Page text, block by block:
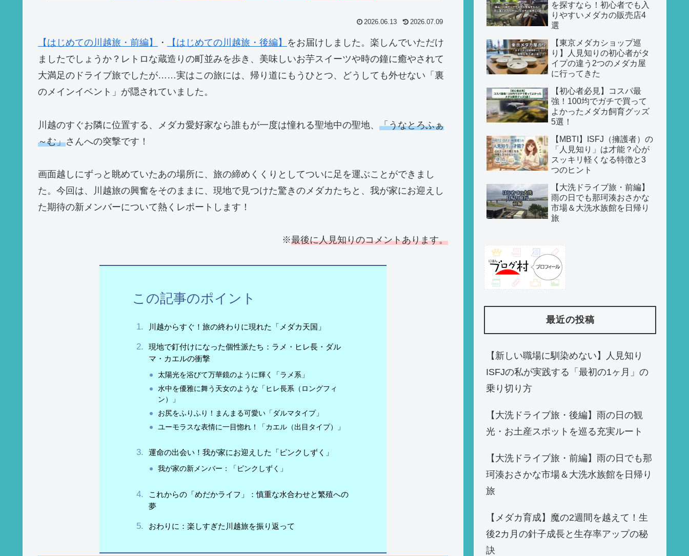
2026.06.13 2026.07.09
【はじめての川越旅・前編】 ・ 【はじめての川越旅・後編】 をお届けしました。楽しんでいただけ
ましたでしょうか？レトロな蔵造りの町並みを歩き、美味しいお芋スイーツや時の鐘に癒やされて
大満足のドライブ旅でしたが……実はこの旅には、帰り道にもうひとつ、どうしても外せない「裏
のメインイベント」が隠されていました。
川越のすぐお隣に位置する、メダカ愛好家なら誰もが一度は憧れる聖地中の聖地、 「うなとろふぁ
～む」さんへの突撃です！
画面越しにずっと眺めていたあの場所に、旅の締めくくりとしてついに足を運ぶことができまし
た。今回は、川越旅の興奮をそのままに、現地で見つけた驚きのメダカたちと、我が家にお迎えし
た期待の新メンバーについて熱くレポートします！
※最後に人見知りのコメントあります。
この記事のポイント
川越からすぐ！旅の終わりに現れた「メダカ天国」
現地で釘付けになった個性派たち：ラメ・ヒレ長・ダル
マ・カエルの衝撃
太陽光を浴びて万華鏡のように輝く「ラメ系」
水中を優雅に舞う天女のような「ヒレ長系（ロングフィ
ン）」
お尻をふりふり！まんまる可愛い「ダルマタイプ」
ユーモラスな表情に一目惚れ！「カエル（出目タイプ）」
運命の出会い！我が家にお迎えした「ピンクしずく」
我が家の新メンバー：「ピンクしずく」
これからの「めだかライフ」：慎重な水合わせと繁殖への
夢
おわりに：楽しすぎた川越旅を振り返って
を探すなら！初心者でも入
りやすいメダカの販売店4
選
【東京メダカショップ巡
り】人見知りの初心者がタ
イプの違う2つのメダカ屋
に行ってきた
【初心者必見】コスパ最
強！100均でガチで買って
よかったメダカ飼育グッズ
5選！
【MBTI】ISFJ（擁護者）の
「人見知り」は才能？心が
スッキリ軽くなる特徴と3
つのヒント
【大洗ドライブ旅・前編】
雨の日でも那珂湊おさかな
市場＆大洗水族館を日帰り
旅
最近の投稿
【新しい職場に馴染めない】人見知り
ISFJの私が実践する「最初の1ヶ月」の
乗り切り方
【大洗ドライブ旅・後編】雨の日の観
光・お土産スポットを巡る充実ルート
【大洗ドライブ旅・前編】雨の日でも那
珂湊おさかな市場＆大洗水族館を日帰り
旅
【メダカ育成】魔の2週間を越えて！生
後2カ月の針子成長と生存率アップの秘
訣